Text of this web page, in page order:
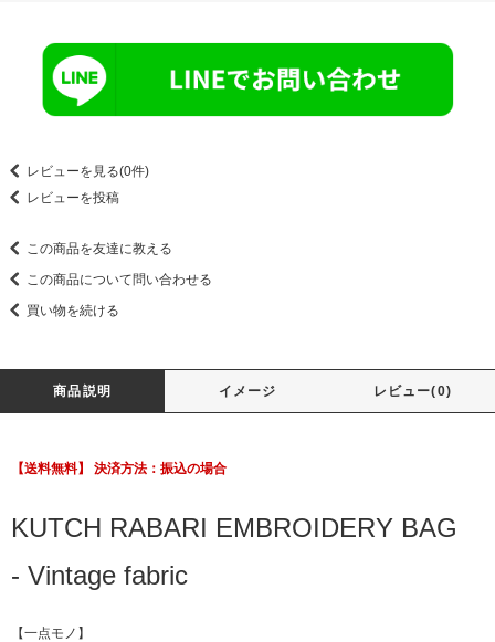
レビューを見る(0件)
レビューを投稿
この商品を友達に教える
この商品について問い合わせる
買い物を続ける
商品説明 イメージ レビュー(0)
【送料無料】 決済方法：振込の場合
KUTCH RABARI EMBROIDERY BAG
- Vintage fabric
【一点モノ】